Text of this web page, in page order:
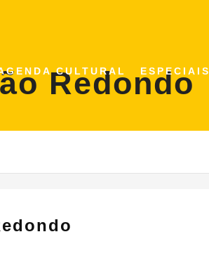
CULTURAL ESPECIAIS
Redondo